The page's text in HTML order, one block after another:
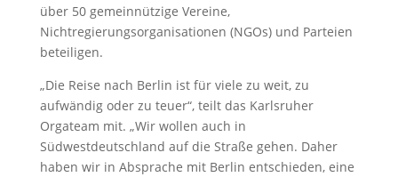
über 50 gemeinnützige Vereine,
Nichtregierungsorganisationen (NGOs) und Parteien
beteiligen.
„Die Reise nach Berlin ist für viele zu weit, zu
aufwändig oder zu teuer“, teilt das Karlsruher
Orgateam mit. „Wir wollen auch in
Südwestdeutschland auf die Straße gehen. Daher
haben wir in Absprache mit Berlin entschieden, eine